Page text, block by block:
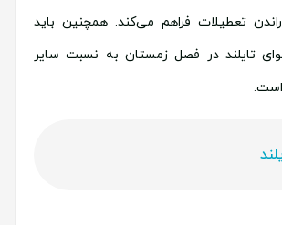
تعطیلات فراهم می‌کند. همچنین باید
تایلند در فصل زمستان به نسبت سایر